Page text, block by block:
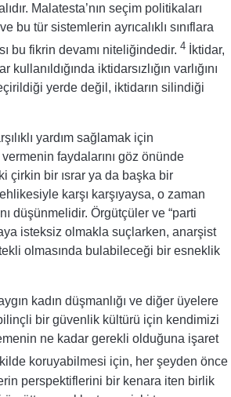
Malatesta’nın seçim politikaları
tür sistemlerin ayrıcalıklı sınıflara
bu fikrin devamı niteliğindedir. 4 İktidar,
iktidarsızlığın varlığını
yerde değil, iktidarın silindiği
yardım sağlamak için
faydalarını göz önünde
çirkin bir ısrar ya da başka bir
karşı karşıyaysa, o zaman
düşünmelidir. Örgütçüler ve “parti
isteksiz olmakla suçlarken, anarşist
olmasında bulabileceği bir esneklik
kadın düşmanlığı ve diğer üyelere
bilinçli bir güvenlik kültürü için kendimizi
ne kadar gerekli olduğuna işaret
koruyabilmesi için, her şeyden önce
perspektiflerini bir kenara iten birlik